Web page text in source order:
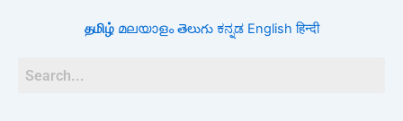
தமிழ் മലയാളം తెలుగు ಕನ್ನಡ English हिन्दी